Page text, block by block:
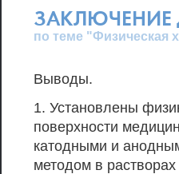
ЗАКЛЮЧЕНИЕ
по теме "Физическая
Выводы.
1. Установлены
поверхности
катодными и
методом в